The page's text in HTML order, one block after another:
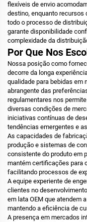
flexíveis de envio
destino, enquanto recursos
todo o processo de
garante disponibilidade
complexidade da
Por Que Nos
Nossa posição como
decorre da longa
qualidade para bebidas em
abrangente das
regulamentares nos
diversas condições de
iniciativas contínuas de
tendências emergentes e
As capacidades de
produção e sistemas de
consistente do produto em
mantém certificações para
facilitando processos de
A equipe experiente de
clientes no
em lata OEM que atendem
mantendo a eficiência de
A presença em mercados